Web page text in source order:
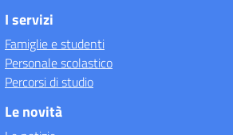
I servizi
Famiglie e studenti
Personale scolastico
Percorsi di studio
Le novità